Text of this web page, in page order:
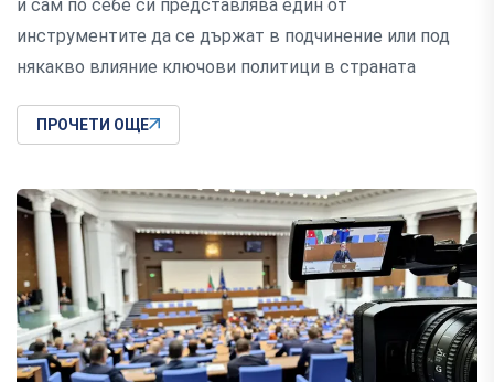
и сам по себе си представлява един от
инструментите да се държат в подчинение или под
някакво влияние ключови политици в страната
ПРОЧЕТИ ОЩЕ